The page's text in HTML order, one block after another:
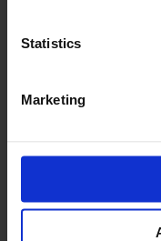
Statistics
Marketing​eller skriv en